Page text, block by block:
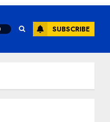
SUBSCRIBE